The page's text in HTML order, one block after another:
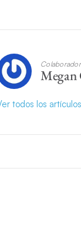
Colaborador
Megan
todos los